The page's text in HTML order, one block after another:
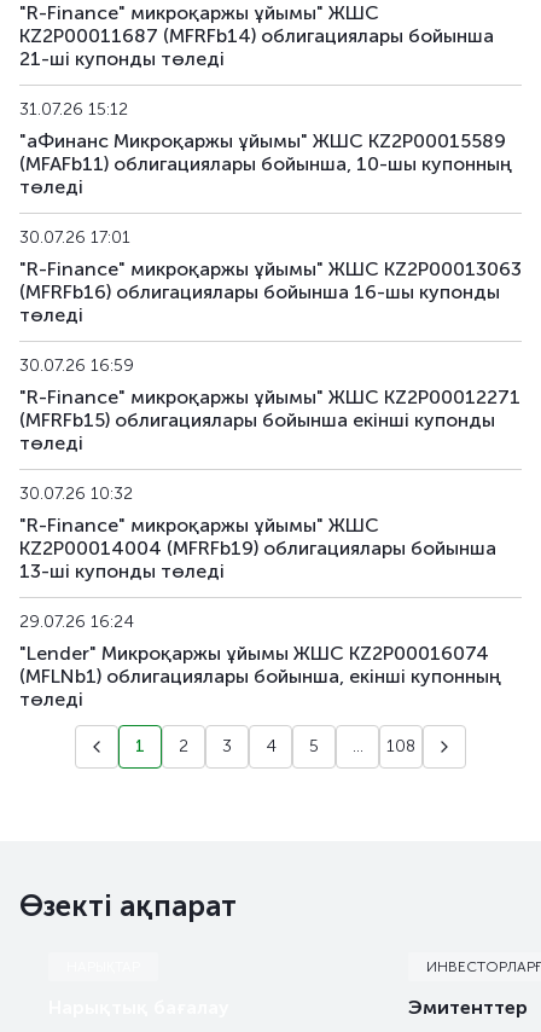
"R-Finance" микроқаржы ұйымы" ЖШС
KZ2P00011687 (MFRFb14) облигациялары бойынша
21-шi купонды төледі
31.07.26 15:12
"аФинанс Микроқаржы ұйымы" ЖШС KZ2P00015589
(MFAFb11) облигациялары бойынша, 10-шы купонның
төледi
30.07.26 17:01
"R-Finance" микроқаржы ұйымы" ЖШС KZ2P00013063
(MFRFb16) облигациялары бойынша 16-шы купонды
төледі
30.07.26 16:59
"R-Finance" микроқаржы ұйымы" ЖШС KZ2P00012271
(MFRFb15) облигациялары бойынша екiнші купонды
төледі
30.07.26 10:32
"R-Finance" микроқаржы ұйымы" ЖШС
KZ2P00014004 (MFRFb19) облигациялары бойынша
13-шi купонды төледi
29.07.26 16:24
"Lender" Микроқаржы ұйымы ЖШС KZ2P00016074
(MFLNb1) облигациялары бойынша, екiншi купонның
төледi
1 2 3 4 5 ... 108
Өзекті ақпарат
Эмитенттер